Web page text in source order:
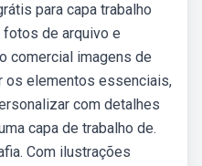
para capa trabalho
de arquivo e
comercial imagens de
os elementos essenciais,
com detalhes
capa de trabalho de.
Com ilustrações